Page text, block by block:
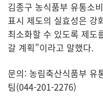
김종구 농식품부 유통소
표시 제도의 실효성은 강
최소화할 수 있도록 제도
갈 계획”이라고 말했다.
문의: 농림축산식품부 유
팀(044-201-2276)